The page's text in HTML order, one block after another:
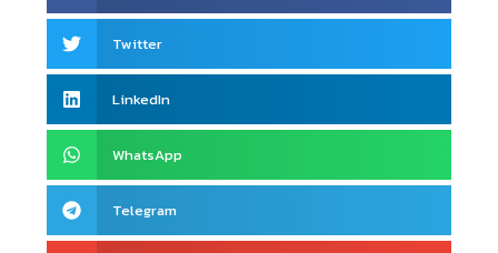
Twitter
LinkedIn
WhatsApp
Telegram